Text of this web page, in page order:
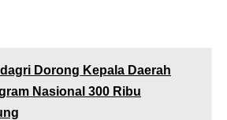
Dorong Kepala Daerah
Nasional 300 Ribu